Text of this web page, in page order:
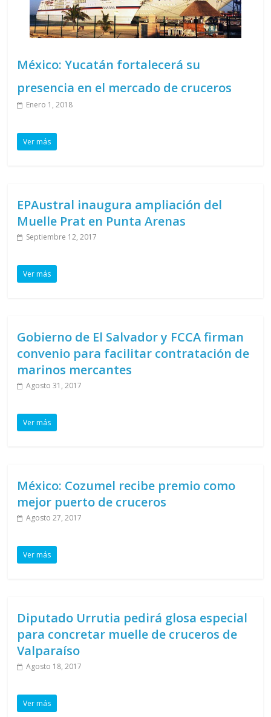
México: Yucatán fortalecerá su
presencia en el mercado de cruceros
Enero 1, 2018
Ver más
EPAustral inaugura ampliación del
Muelle Prat en Punta Arenas
Septiembre 12, 2017
Ver más
Gobierno de El Salvador y FCCA firman
convenio para facilitar contratación de
marinos mercantes
Agosto 31, 2017
Ver más
México: Cozumel recibe premio como
mejor puerto de cruceros
Agosto 27, 2017
Ver más
Diputado Urrutia pedirá glosa especial
para concretar muelle de cruceros de
Valparaíso
Agosto 18, 2017
Ver más